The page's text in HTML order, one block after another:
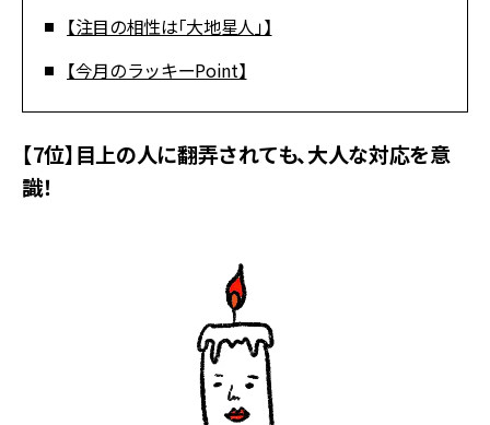
【注目の相性は「大地星人」】
【今月のラッキーPoint】
【7位】目上の人に翻弄されても、大人な対応を意
識！